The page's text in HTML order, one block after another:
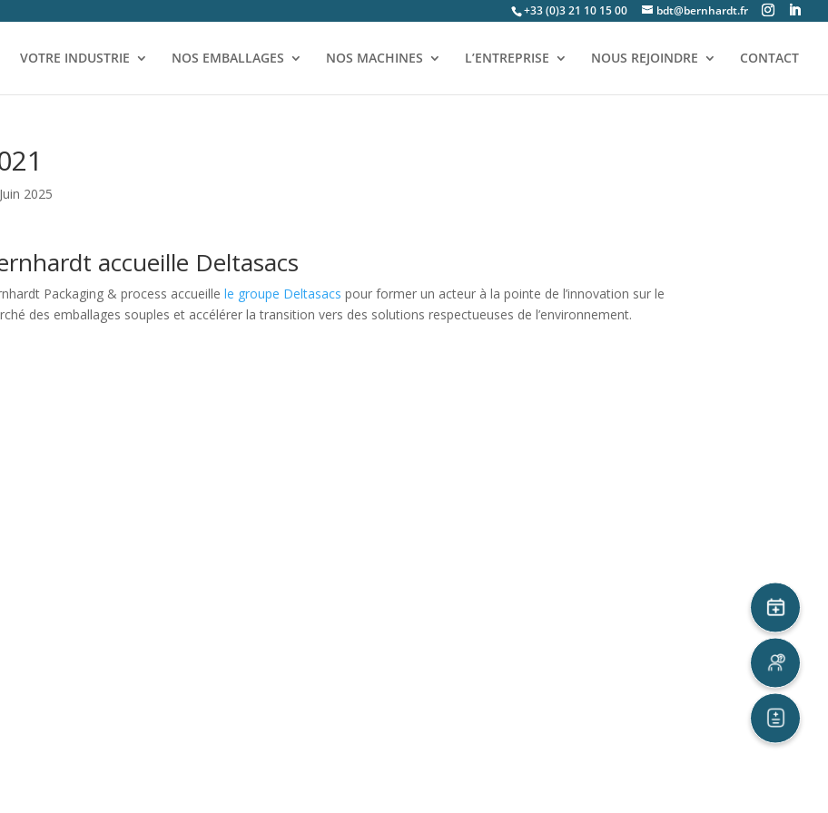
+33 (0)3 21 10 15 00 bdt@bernhardt.fr
VOTRE INDUSTRIE NOS EMBALLAGES NOS MACHINES L’ENTREPRISE NOUS REJOINDRE CONTACT
2025
accueille Deltasacs
Packaging & process accueillele groupe Deltasacs pour former un acteur à la pointe de l’innovation sur le
des emballages souples et accélérer la transition vers des solutions respectueuses de l’environnement.